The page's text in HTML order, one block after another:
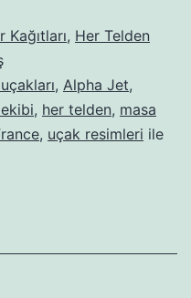
Kağıtları, Her Telden
, Alpha Jet,
, her telden, masa
, uçak resimleri ile